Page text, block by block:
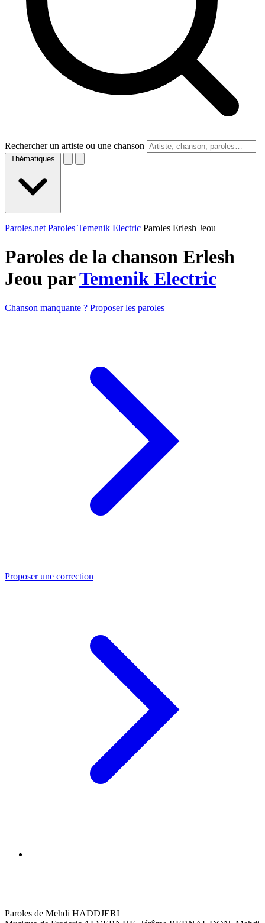
Rechercher un artiste ou une chanson
Thématiques
Paroles.net Paroles Temenik Electric Paroles Erlesh Jeou
Paroles de la chanson Erlesh
Jeou parTemenik Electric
Chanson manquante ? Proposer les paroles
Proposer une correction
Paroles de Mehdi HADDJERI